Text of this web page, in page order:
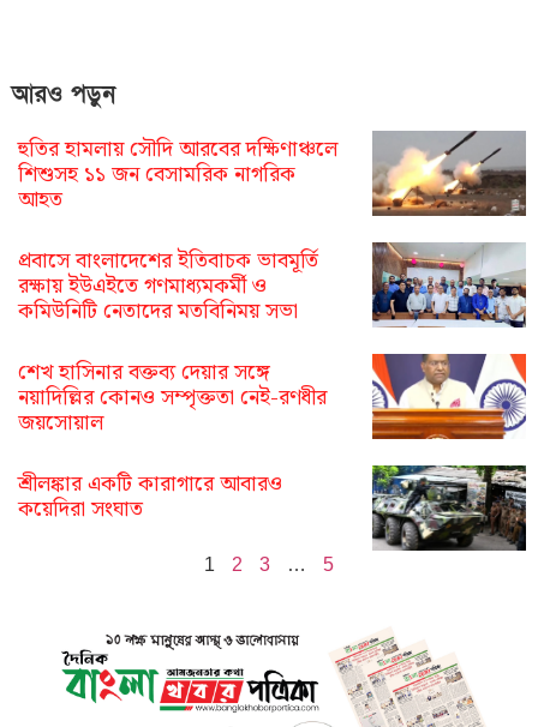
আরও পড়ুন
হুতির হামলায় সৌদি আরবের দক্ষিণাঞ্চলে
শিশুসহ ১১ জন বেসামরিক নাগরিক
আহত
প্রবাসে বাংলাদেশের ইতিবাচক ভাবমূর্তি
রক্ষায় ইউএইতে গণমাধ্যমকর্মী ও
কমিউনিটি নেতাদের মতবিনিময় সভা
শেখ হাসিনার বক্তব্য দেয়ার সঙ্গে
নয়াদিল্লির কোনও সম্পৃক্ততা নেই-রণধীর
জয়সোয়াল
শ্রীলঙ্কার একটি কারাগারে আবারও
কয়েদিরা সংঘাত
1 2 3 … 5